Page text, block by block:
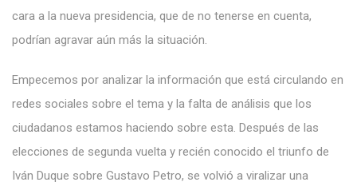
cara a la nueva presidencia, que de no tenerse en cuenta,
podrían agravar aún más la situación.
Empecemos por analizar la información que está circulando en
redes sociales sobre el tema y la falta de análisis que los
ciudadanos estamos haciendo sobre esta. Después de las
elecciones de segunda vuelta y recién conocido el triunfo de
Iván Duque sobre Gustavo Petro, se volvió a viralizar una